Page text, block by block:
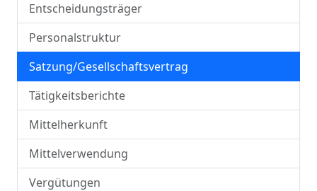
Entscheidungsträger
Personalstruktur
Satzung/Gesellschaftsvertrag
Tätigkeitsberichte
Mittelherkunft
Mittelverwendung
Vergütungen